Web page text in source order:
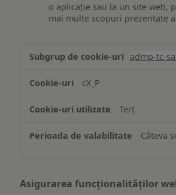
o aplicație sau la un site web,
mai multe scopuri prezentate
și/sau
informațiilor
pe
dispozitiv
admp-tc-
cX_P
Terț
Câteva
Asigurarea funcționalităților